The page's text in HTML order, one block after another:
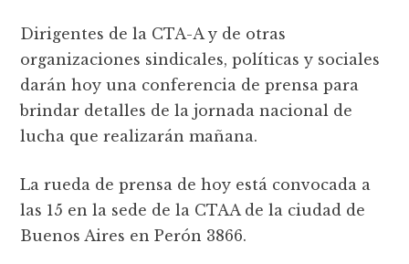
Dirigentes de la CTA-A y de otras
organizaciones sindicales, políticas y sociales
darán hoy una conferencia de prensa para
brindar detalles de la jornada nacional de
lucha que realizarán mañana.
La rueda de prensa de hoy está convocada a
las 15 en la sede de la CTAA de la ciudad de
Buenos Aires en Perón 3866.